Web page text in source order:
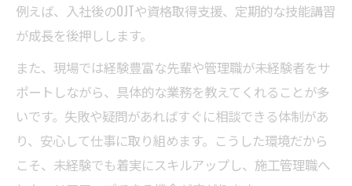
例えば、入社後のOJTや資格取得支援、定期的な技能講習
が成長を後押しします。
また、現場では経験豊富な先輩や管理職が未経験者をサ
ポートしながら、具体的な業務を教えてくれることが多
いです。失敗や疑問があればすぐに相談できる体制があ
り、安心して仕事に取り組めます。こうした環境だから
こそ、未経験でも着実にスキルアップし、施工管理職へ